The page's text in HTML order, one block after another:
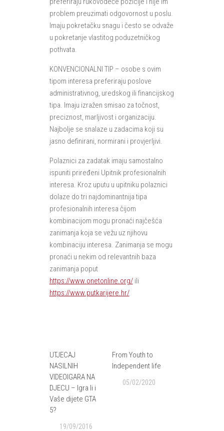
problem preuzimati odgovornost u poslu.
Imaju pokretačku snagu i često se odvaže
u pokretanje vlastitog poduzetničkog
pothvata.
KONVENCIONALNI TIP – osobe s ovim
tipom interesa preferiraju poslove
administrativnog, uredskog ili financijskog
tipa. Imaju izražen smisao za točnost,
preciznost, marljivost i organizaciju.
Najbolje se snalaze u zadacima koji su
jasno definirani, normirani i provjerljivi.
Polaznici za zadatak imaju samostalno
ispuniti priređeni Upitnik profesionalnih
interesa. Kroz uputu u upitniku polaznici
dolaze do tri najdominantnija tipa
profesionalnih interesa čijom
kombinacijom mogu pronaći najčešća
zanimanja koja se vežu uz njihovu
kombinaciju interesa. Zanimanja se mogu
pronaći u nekim od relevantnih baza
zanimanja poput
https://www.onetonline.org/ili
https://www.putkarijere.hr/
UTJECAJ
NASILNIH
VIDEOIGARA NA
DJECU – Igra li i
Vaše dijete GTA
5?
19/09/2016
From Youth to
Independent life
05/02/2020